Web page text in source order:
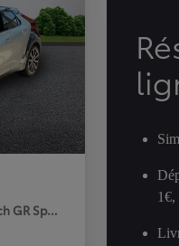
GR Sport Premiere MY25
1€,